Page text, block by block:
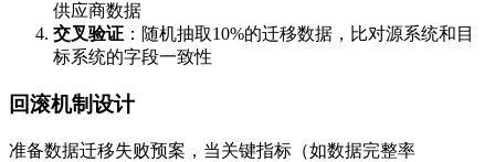
供应商数据
交叉验证 ：随机抽取10%的迁移数据，比对源系统和目
标系统的字段一致性
回滚机制设计
准备数据迁移失败预案，当关键指标（如数据完整率